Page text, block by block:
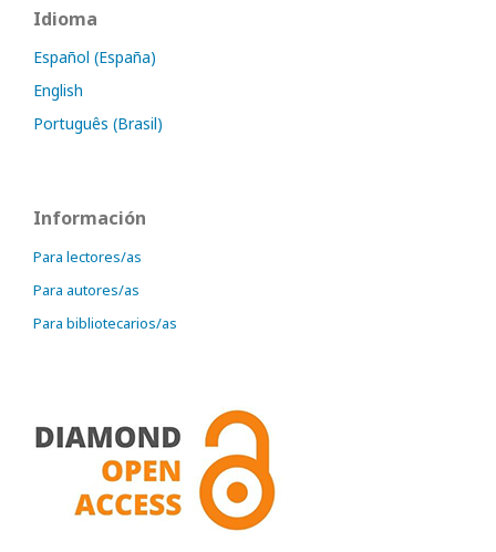
Idioma
Español (España)
English
Português (Brasil)
Información
Para lectores/as
Para autores/as
Para bibliotecarios/as